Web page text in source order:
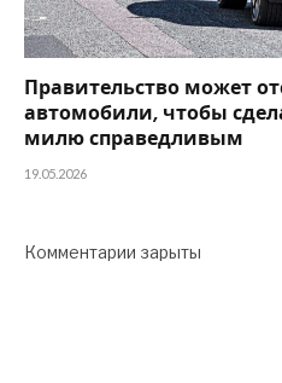
Правительство может
автомобили, чтобы
милю справедливым
19.05.2026
Комментарии зарыты